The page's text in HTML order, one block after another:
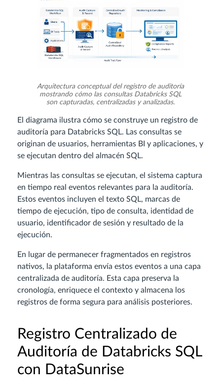
Arquitectura conceptual del registro de auditoría
mostrando cómo las consultas Databricks SQL
son capturadas, centralizadas y analizadas.
El diagrama ilustra cómo se construye un registro de
auditoría para Databricks SQL. Las consultas se
originan de usuarios, herramientas BI y aplicaciones, y
se ejecutan dentro del almacén SQL.
Mientras las consultas se ejecutan, el sistema captura
en tiempo real eventos relevantes para la auditoría.
Estos eventos incluyen el texto SQL, marcas de
tiempo de ejecución, tipo de consulta, identidad de
usuario, identificador de sesión y resultado de la
ejecución.
En lugar de permanecer fragmentados en registros
nativos, la plataforma envía estos eventos a una capa
centralizada de auditoría. Esta capa preserva la
cronología, enriquece el contexto y almacena los
registros de forma segura para análisis posteriores.
Registro Centralizado de
Auditoría de Databricks SQL
con DataSunrise